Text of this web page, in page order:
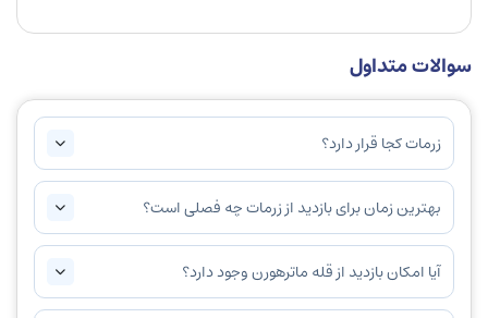
سوالات متداول
زرمات کجا قرار دارد؟
بهترین زمان برای بازدید از زرمات چه فصلی است؟
آیا امکان بازدید از قله ماترهورن وجود دارد؟